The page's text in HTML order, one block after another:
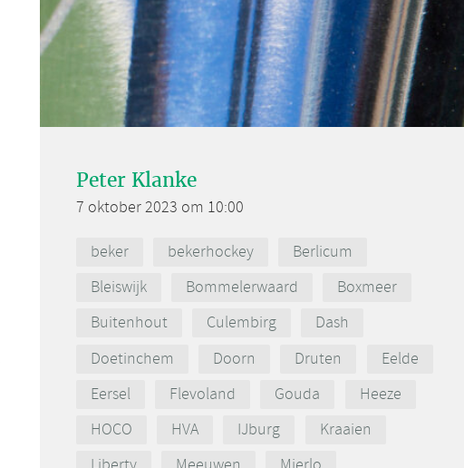
Peter Klanke
7 oktober 2023 om 10:00
beker bekerhockey
Berlicum
Bleiswijk
Bommelerwaard
Boxmeer
Buitenhout
Culembirg
Dash
Doetinchem
Doorn Druten
Eelde
Eersel
Flevoland Gouda
Heeze
HOCO
HVA IJburg
Kraaien